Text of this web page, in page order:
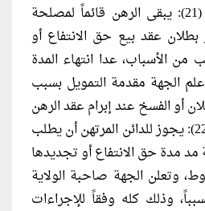
مادة (20) أصلها المادة (21): يبقى الرهن قائماً لمصلحة
بطلان عقد بيع حق الانتفاع أو
الأسباب، عدا انتهاء المدة
علم الجهة مقدمة التمويل بسبب
مادة (21) أصلها المادة (22): يجوز للدائن المرتهن أن يطلب
مد مدة حق الانتفاع أو تجديدها
وتعلن الجهة صاحبة الولاية
وذلك كله وفقاً للإجراءات